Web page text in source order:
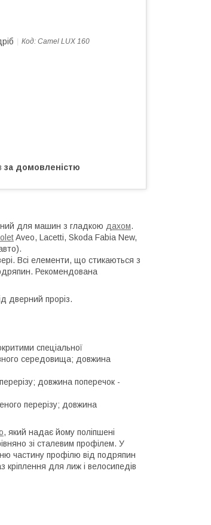
Код: Camel LUX 160
за домовленістю
для машин з гладкою дахом.
Aveo, Lacetti, Skoda Fabia New,
Всі елементи, що стикаються з
Рекомендована
дверний проріз.
спеціальної
середовища; довжина
довжина поперечок -
перерізу; довжина
, який надає йому поліпшені
зі сталевим профілем. У
частину профілю від подряпин
кріплення для лиж і велосипедів